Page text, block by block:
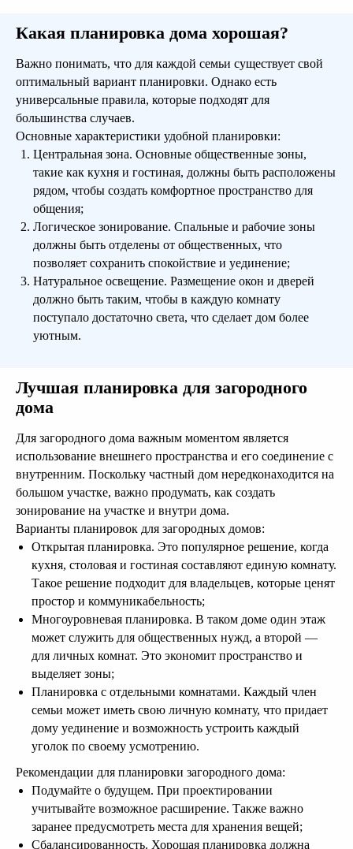
Какая планировка дома хорошая?
Важно понимать, что для каждой семьи существует свой
оптимальный вариант планировки. Однако есть
универсальные правила, которые подходят для
большинства случаев.
Основные характеристики удобной планировки:
Центральная зона. Основные общественные зоны,
такие как кухня и гостиная, должны быть расположены
рядом, чтобы создать комфортное пространство для
общения;
Логическое зонирование. Спальные и рабочие зоны
должны быть отделены от общественных, что
позволяет сохранить спокойствие и уединение;
Натуральное освещение. Размещение окон и дверей
должно быть таким, чтобы в каждую комнату
поступало достаточно света, что сделает дом более
уютным.
Лучшая планировка для загородного
дома
Для загородного дома важным моментом является
использование внешнего пространства и его соединение с
внутренним. Поскольку частный дом нередконаходится на
большом участке, важно продумать, как создать
зонирование на участке и внутри дома.
Варианты планировок для загородных домов:
Открытая планировка. Это популярное решение, когда
кухня, столовая и гостиная составляют единую комнату.
Такое решение подходит для владельцев, которые ценят
простор и коммуникабельность;
Многоуровневая планировка. В таком доме один этаж
может служить для общественных нужд, а второй —
для личных комнат. Это экономит пространство и
выделяет зоны;
Планировка с отдельными комнатами. Каждый член
семьи может иметь свою личную комнату, что придает
дому уединение и возможность устроить каждый
уголок по своему усмотрению.
Рекомендации для планировки загородного дома:
Подумайте о будущем. При проектировании
учитывайте возможное расширение. Также важно
заранее предусмотреть места для хранения вещей;
Сбалансированность. Хорошая планировка должна
Спроектируем дом
Вашей мечты!